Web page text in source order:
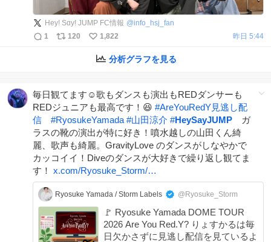
Hey! Sɑy! JUMP FC情報 @info_hsj_fan
1
120 1,822 昨日 5:44
分析グラフを見る
毎日観てます☺️歌もダンスも演出もREDダンサーも
REDジュニアも最高です！😆 #AreYouRedY見逃し配
信
#RyosukeYamada #山田涼介 #HeySayJUMP ガ
ラスの靴の演出が特に好き！噴水越しの山田くん綺
麗、歌声も綺麗。GravityLove のダンスがしなやかで
カッコイイ！Diveのダンスが大好きで繰り返し観てま
す！ x.com/Ryosuke_Storm/…
Ryosuke Yamada / Storm Labels @Ryosuke_Storm
🚩 Ryosuke Yamada DOME TOUR
2026 Are You Red.Y? りょすかるは毎
日欠かさずに見逃し配信を見ているよ